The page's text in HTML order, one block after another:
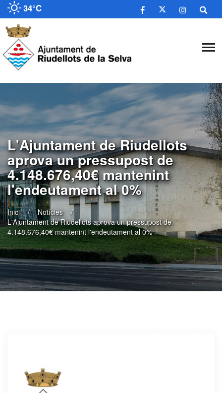
34°C
L'Ajuntament de Riudellots
aprova un pressupost de
4.148.676,40€ mantenint
l'endeutament al 0%
Inici
Notícies
L'Ajuntament de Riudellots aprova un pressupost de
4.148.676,40€ mantenint l'endeutament al 0%